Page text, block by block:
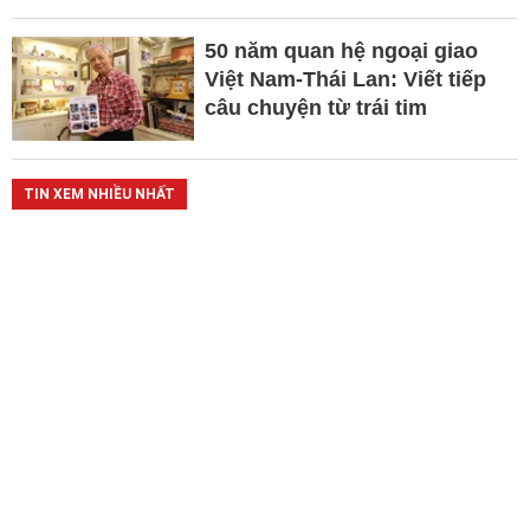
50 năm quan hệ ngoại giao
Việt Nam-Thái Lan: Viết tiếp
câu chuyện từ trái tim
TIN XEM NHIỀU NHẤT